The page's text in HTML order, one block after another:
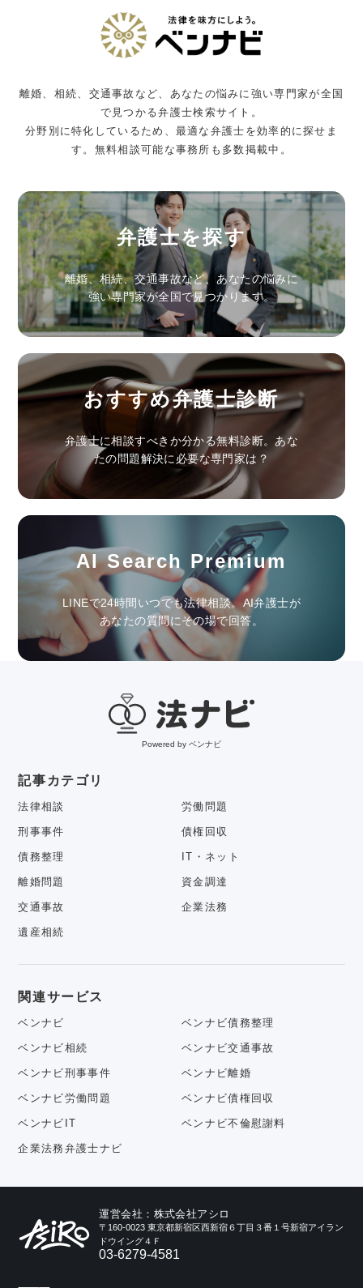
離婚、相続、交通事故など、あなたの悩みに強い専門家が全国
で見つかる弁護士検索サイト。
分野別に特化しているため、最適な弁護士を効率的に探せま
す。無料相談可能な事務所も多数掲載中。
弁護士を探す
離婚、相続、交通事故など、あなたの悩みに
強い専門家が全国で見つかります。
おすすめ弁護士診断
弁護士に相談すべきか分かる無料診断。あな
たの問題解決に必要な専門家は？
AI Search Premium
LINEで24時間いつでも法律相談。AI弁護士が
あなたの質問にその場で回答。
Powered by ベンナビ
記事カテゴリ
法律相談 労働問題
刑事事件 債権回収
債務整理 IT・ネット
離婚問題 資金調達
交通事故 企業法務
遺産相続
関連サービス
ベンナビ ベンナビ債務整理
ベンナビ相続 ベンナビ交通事故
ベンナビ刑事事件 ベンナビ離婚
ベンナビ労働問題 ベンナビ債権回収
ベンナビIT ベンナビ不倫慰謝料
企業法務弁護士ナビ
運営会社：株式会社アシロ
〒160-0023 東京都新宿区西新宿６丁目３番１号新宿アイラン
ドウイング４Ｆ
03-6279-4581